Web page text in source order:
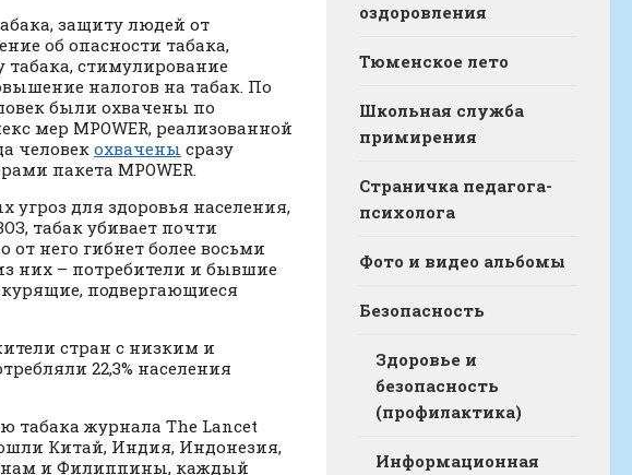
защиту людей от
об опасности табака,
табака, стимулирование
налогов на табак. По
были охвачены по
мер MPOWER, реализованной
человек охвачены сразу
пакета MPOWER.
угроз для здоровья населения,
табак убивает почти
него гибнет более восьми
них – потребители и бывшие
подвергающиеся
стран с низким и
22,3% населения
табака журнала The Lancet
Китай, Индия, Индонезия,
и Филиппины, каждый
оздоровления
Тюменское лето
Школьная служба
примирения
Страничка педагога-
психолога
Фото и видео альбомы
Безопасность
Здоровье и
безопасность
(профилактика)
Информационная